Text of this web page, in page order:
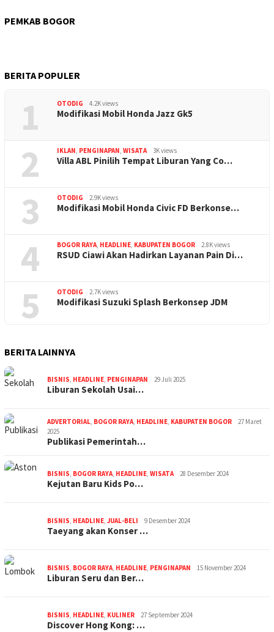
PEMKAB BOGOR
BERITA POPULER
1 OTODIG 4.2K views
Modifikasi Mobil Honda Jazz Gk5
2 IKLAN, PENGINAPAN, WISATA 3K views
Villa ABL Pinilih Tempat Liburan Yang Co…
3 OTODIG 2.9K views
Modifikasi Mobil Honda Civic FD Berkonse…
4 BOGOR RAYA, HEADLINE, KABUPATEN BOGOR 2.8K views
RSUD Ciawi Akan Hadirkan Layanan Pain Di…
5 OTODIG 2.7K views
Modifikasi Suzuki Splash Berkonsep JDM
BERITA LAINNYA
BISNIS, HEADLINE, PENGINAPAN 29 Juli 2025
Liburan Sekolah Usai…
ADVERTORIAL, BOGOR RAYA, HEADLINE, KABUPATEN BOGOR
27 Maret
2025
Publikasi Pemerintah…
BISNIS, BOGOR RAYA, HEADLINE, WISATA 28 Desember 2024
Kejutan Baru Kids Po…
BISNIS, HEADLINE, JUAL-BELI 9 Desember 2024
Taeyang akan Konser …
BISNIS, BOGOR RAYA, HEADLINE, PENGINAPAN 15 November 2024
Liburan Seru dan Ber…
BISNIS, HEADLINE, KULINER 27 September 2024
Discover Hong Kong: …